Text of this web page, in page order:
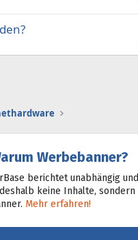
Werbebanner?
berichtet unabhängig und
keine Inhalte, sondern
Mehr erfahren!